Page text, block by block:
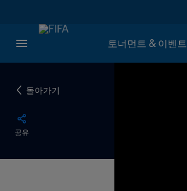
토너먼트 & 이벤트
돌아가기
공유